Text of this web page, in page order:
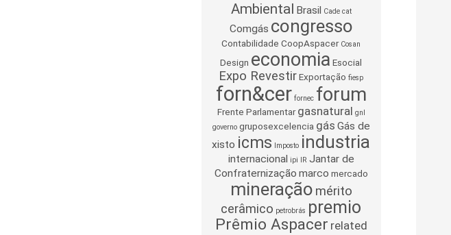
Ambiental Brasil Cade cat
Comgás congresso
Contabilidade CoopAspacer Cosan
Design economia Esocial
Expo Revestir Exportação fiesp
forn&cer fornec forum
Frente Parlamentar gasnatural gnl
governo gruposexcelencia gás Gás de
xisto icms Imposto industria
internacional ipi IR Jantar de
Confraternização marco mercado
mineração mérito
cerâmico petrobrás premio
Prêmio Aspacer related